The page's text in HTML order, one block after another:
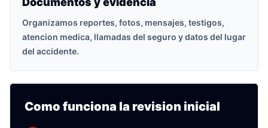
Organizamos reportes, fotos, mensajes, testigos,
atencion medica, llamadas del seguro y datos del lugar
del accidente.
Como funciona la revision inicial